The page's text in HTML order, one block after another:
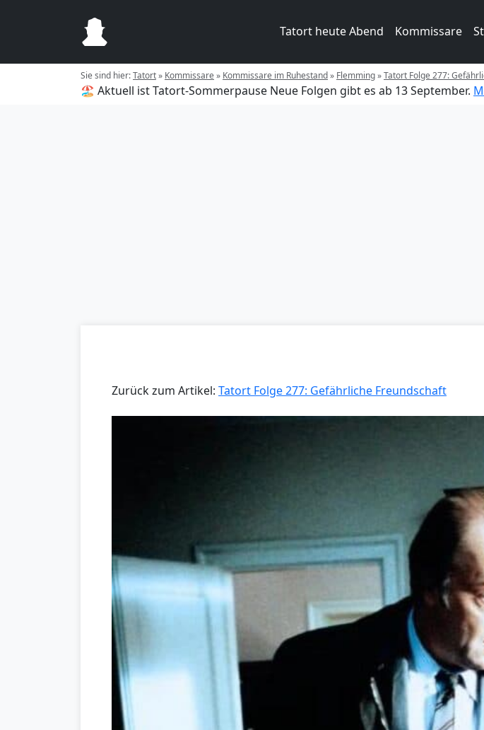
Tatort heute Abend Kommissare
Sie sind hier:Tatort» Kommissare» Kommissare im Ruhestand» Flemming»Tatort Folge 277:
🏖️ Aktuell ist Tatort-Sommerpause Neue Folgen gibt es ab 13 September.
Zurück zum Artikel: Tatort Folge 277: Gefährliche Freundschaft